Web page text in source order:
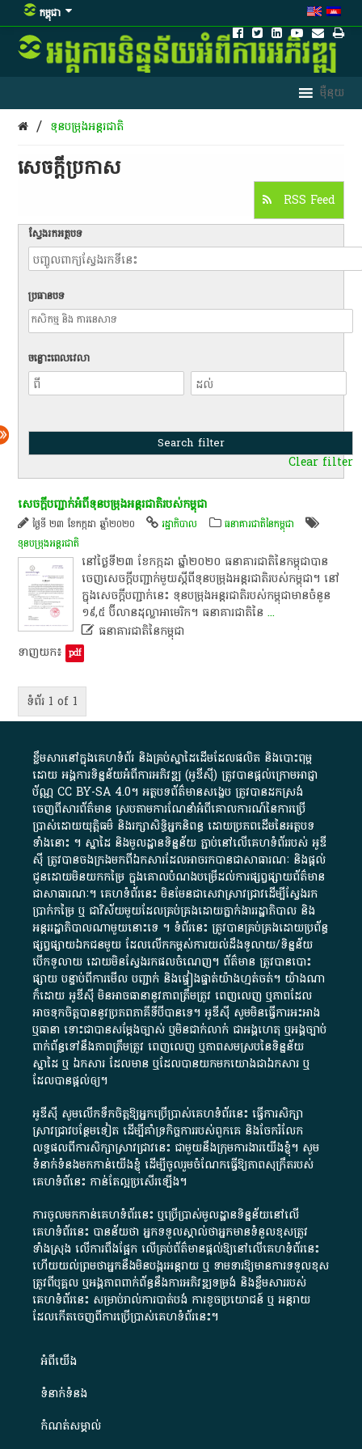
កម្ពុជា
/ ទុនបម្រុងអន្តរជាតិ
សេចក្តីប្រកាស
RSS Feed
ស្វែងរកអត្ថបទ
ប្រធានបទ
ចន្លោះពេលវេលា
Clear filter
សេចក្តី​បញ្ជាក់​អំពី​ទុនបម្រុង​អន្តរជាតិ​របស់​កម្ពុជា​
ថ្ងៃទី ២៣ ខែកក្កដា ឆ្នាំ២០២០ រដ្ឋាភិបាល
ធនាគារជាតិនៃកម្ពុជា
ទុនបម្រុងអន្តរជាតិ
​នៅ​ថ្ងៃ​ទី​២៣​ ខែកក្កដា​ ឆ្នាំ​២០២០​ ធនាគារជាតិ​នៃ​កម្ពុជា​បាន​
ចេញ​សេចក្តី​បញ្ជាក់​មួយ​ស្តី​ពី​ទុនបម្រុង​អន្តរជាតិ​របស់​កម្ពុជា​។​ នៅ​
ក្នុង​សេចក្តី​បញ្ជាក់​នេះ​ ទុនបម្រុង​អន្តរជាតិ​របស់​កម្ពុជា​មាន​ចំនួន​
១៩,៥​ ប៊ី​លាន​ដុល្លា​អា​មេ​រិ​ក​។​ ធនាគារជាតិ​នៃ ...
ធនាគារជាតិនៃកម្ពុជា
ទាញយក៖ pdf
ទំព័រ 1 of 1
ខ្លឹមសារ​នៅ​ក្នុង​គេហទំព័រ និង​គ្រប់​ស្នា​ដៃ​ដើម​ដែល​ផលិត​ និង​បោះពុម្ព​
ដោយ​ អង្គការ​ទិន្នន័យ​អំពី​ការអភិវឌ្ឍ​​ (អូ​ឌី​ស៊ី)​ ត្រូវ​បាន​ផ្តល់​ក្រោម​អាជ្ញា
ប័ណ្ណ​CC BY-SA 4.0។​ អត្ថបទ​ព័ត៌មាន​សង្ខេប​ ត្រូវ​បាន​ដកស្រង់​
ចេញពី​សារព័ត៌មាន ស្របតាមការ​ណែនាំ​អំពី​គោលការណ៍​នៃ​ការ​ប្រើ
ប្រាស់​ដោយ​យុត្តិធម៌​ និង​រក្សាសិទ្ធិអ្នកនិពន្ធ ដោយ​ប្រភពដើម​នៃ​​អត្ថបទ
ទាំង​នោះ​ ។​ ស្នាដៃ​ និង​មូលដ្ឋាន​ទិន្នន័យ ​ភ្ជាប់​នៅ​លើ​គេហទំព័រ​របស់​ អូ​ឌី​
ស៊ី​ ត្រូវ​បាន​ចងក្រង​មក​ពី​ឯកសារ​ដែល​អាច​រក​បានជា​សាធារណៈ​ និង​ផ្តល់​
ជូន​ដោយ​មិន​យក​កម្រៃ​ ក្នុង​គោលបំណង​បម្រើ​ដល់ការ​ផ្សព្វផ្សាយ​ព័ត៌មាន​
ជា​សាធារណៈ​។​ គេហទំព័រ​នេះ​ មិនមែន​ជា​សេវា​ស្រាវជ្រាវ​ដើម្បី​ស្វែងរក
ប្រាក់​កម្រៃ​ ឬ​ ជា​វិស័យ​មួយ​ដែល​គ្រប់គ្រង​ដោយ​ភ្នាក់ងារ​រដ្ឋាភិបាល​ និង ​
អន្តររដ្ឋាភិបាល​ណាមួយ​នោះ​ទេ ​។​ ទំព័រ​នេះ​ ត្រូវ​បាន​គ្រប់គ្រង​ដោយ​ប្រព័ន្ធ​
ផ្សព្វផ្សាយ​ឯកជន​មួយ​ ដែល​លើកកម្ពស់​ការ​យល់​ដឹង​ទូលាយ​/​ទិន្នន័យ​
បើក​ទូលាយ​ ដោយ​មិនស្វែង​រក​ផល​ចំណេញ​។​ ព័ត៌មាន​ ត្រូវ​បាន​បោះ
ផ្សាយ​ បន្ទាប់​ពី​ការ​មើល​ បញ្ជាក់​ និង​ផ្ទៀងផ្ទាត់​យ៉ាង​ហ្មត់ចត់​។​ យ៉ាងណា​
ក៏​ដោយ​ អូ​ឌី​ស៊ី​ មិន​អាច​ធានា​នូវ​ភាព​ត្រឹមត្រូវ​ ពេញលេញ​ ឬ​ភាព​ដែល​
អាច​ទុកចិត្ត​បាននូវ​ប្រភព​ភាគី​ទី​បី​បាន​ទេ​។​ អូ​ឌី​ស៊ី​ សូម​មិន​ធ្វើការ​អះអាង​
ឬ​ធានា​ ទោះជា​បាន​សម្តែង​ច្បាស់​ ឬ​មិន​ជាក់លាក់​ ជា​អង្គហេតុ​ ឬ​អង្គច្បាប់​
ពាក់ព័ន្ធ​ទៅ​នឹង​ភាព​ត្រឹមត្រូវ​ ពេញលេញ​ ឬ​ភាព​សម​ស្រប​នៃ​ទិន្នន័យ​
ស្នាដៃ​ ឬ​ ឯកសារ​ ដែល​មាន​ ឬ​ដែល​បាន​យក​មក​យោង​ជា​ឯកសារ​ ឬ​
ដែល​បាន​ផ្តល់​ឲ្យ​។
អូឌីស៊ី សូមលើកទឹកចិត្តឱ្យអ្នកប្រើប្រាស់គេហទំព័រនេះ ធ្វើការសិក្សា
ស្រាវជ្រាវបន្ថែមទៀត ដើម្បីគាំទ្រកិច្ចការ​របស់ពួកគេ និងចែករំលែក
លទ្ធផលពីការសិក្សាស្រាវជ្រាវនេះ ជាមួយនឹងក្រុមការងារយើងខ្ញុំ។ សូម
ទំនាក់ទំនងមកកាន់យើងខ្ញុំ ដើម្បីចូលរួមចំណែកធ្វើឱ្យភាពសុក្រឹតរបស់
គេហទំព័នេះ កាន់តែល្អប្រសើរឡើង។
ការចូលមកកាន់គេហទំព័រនេះ ឬប្រើប្រាស់មូលដ្ឋានទិន្នន័យនៅលើ
គេហទំព័រនេះ បានន័យថា អ្នកទទួលស្គាល់ថាអ្នកមានទំនួលខុសត្រូវ
ទាំងស្រុង លើការពឹងផ្អែក លើគ្រប់ព័ត៌មានផ្តល់ឱ្យនៅលើគេហទំព័រនេះ
ហើយយល់ព្រមថាអ្នកនឹងមិនបង្ករអន្តរាយ ឬ ទាមទារ​ឱ្យមានការទទួលខុស​
ត្រូវពីបុគ្គល ឬអង្គភាពពាក់ព័ន្ធនឹងការអភិវឌ្ឍទម្រង់ និងខ្លឹមសាររបស់
គេហទំព័រនេះ សម្រាប់រាល់ការបាត់បង់ ការខូចប្រយោជន៍ ឬ អន្តរាយ
ដែលកើតចេញពីការប្រើប្រាស់គេហទំព័រនេះ។
អំពី​យើង​
ទំនាក់ទំនង
កំណត់សម្គាល់